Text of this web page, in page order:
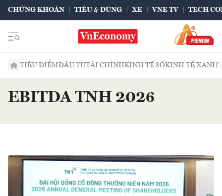
CHỨNG KHOÁN TIÊU & DÙNG XE VNE TV TECH
TIÊU ĐIỂMĐẦU TƯTÀI CHÍNHKINH TẾ SỐKINH TẾ XANH
EBITDA TNH 2026